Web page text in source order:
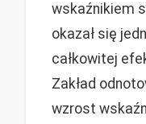
wskaźnikiem
okazał się
całkowitej
Zakład
wzrost